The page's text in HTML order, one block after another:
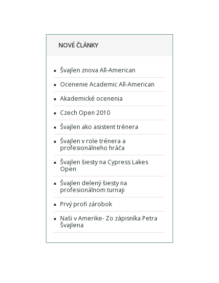
NOVÉ ČLÁNKY
Švajlen znova All-American
Ocenenie Academic All-American
Akademické ocenenia
Czech Open 2010
Švajlen ako asistent trénera
Švajlen v role trénera a
profesionálneho hráča
Švajlen šiesty na Cypress Lakes
Open
Švajlen delený šiesty na
profesionálnom turnaji
Prvý profi zárobok
Naši v Amerike- Zo zápisníka Petra
Švajlena